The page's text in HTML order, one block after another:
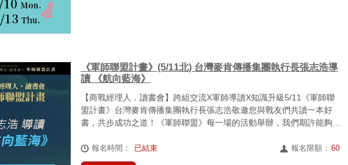
《軍師聯盟計畫》(5/11北) 台灣麥肯傳播集團執行長張志浩導
讀 《航向藍海》
【商戰經理人．讀書會】跨組交流X軍師導讀X知識升級5/11《軍師聯
盟計畫》台灣麥肯傳播集團執行長張志浩敬邀您與戰友們共讀一本好
書，共步成功之道！《軍師聯盟》每一場的活動舉辦，我們期許能夠透
報名時間： 已結束 報名限額： 60